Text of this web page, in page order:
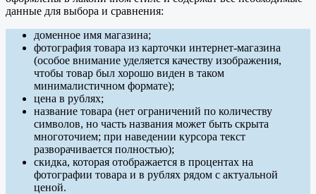
данные для выбора и сравнения:
доменное имя магазина;
фотография товара из карточки интернет-магазина
(особое внимание уделяется качеству изображения,
чтобы товар был хорошо виден в таком
минималистичном формате);
цена в рублях;
название товара (нет ограничений по количеству
символов, но часть названия может быть скрыта
многоточием; при наведении курсора текст
разворачивается полностью);
скидка, которая отображается в процентах на
фотографии товара и в рублях рядом с актуальной
ценой.